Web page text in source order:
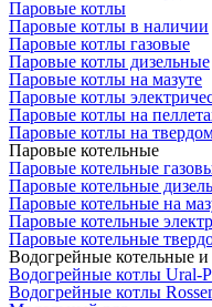
Паровые котлы
Паровые котлы в наличии
Паровые котлы газовые
Паровые котлы дизельные
Паровые котлы на мазуте
Паровые котлы
Паровые котлы на
Паровые котлы на
Паровые котельные
Паровые котельные
Паровые котельные
Паровые котельные на
Паровые котельные
Паровые котельные
Водогрейные котельные
Водогрейные котлы Ural-
Водогрейные котлы